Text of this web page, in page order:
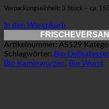
Verpackungseinheit: 3 Stück – ca.
In den Warenkorb
Artikelnummer: AS129
Schlagwörter: Bio
Bio Kaminwurzen, Bio Wurst